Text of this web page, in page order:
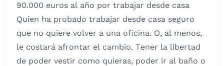
90.000 euros al año por trabajar desde casa
Quien ha probado trabajar desde casa seguro
que no quiere volver a una oficina. O, al menos,
le costará afrontar el cambio. Tener la libertad
de poder vestir como quieras, poder ir al baño o